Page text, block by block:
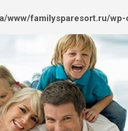
www/familysparesort.ru/